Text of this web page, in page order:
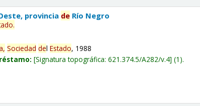
provincia de Río Negro
.
Sociedad delEstado, 1988
Signatura topográfica:621.374.5/A282/v.4 (1).